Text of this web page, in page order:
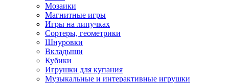
Мозаики
Магнитные игры
Игры на липучках
Сортеры, геометрики
Шнуровки
Вкладыши
Кубики
Игрушки для купания
Музыкальные и интерактивные игрушки